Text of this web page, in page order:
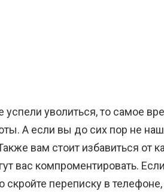
успели уволиться, то самое
А если вы до сих пор не
вам стоит избавиться от
вас компроментировать.
скройте переписку в